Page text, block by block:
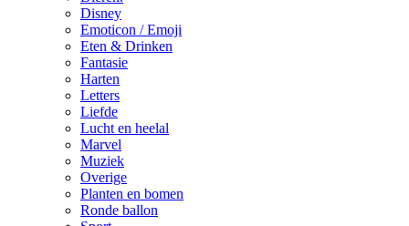
Disney
Emoticon / Emoji
Eten & Drinken
Fantasie
Harten
Letters
Liefde
Lucht en heelal
Marvel
Muziek
Overige
Planten en bomen
Ronde ballon